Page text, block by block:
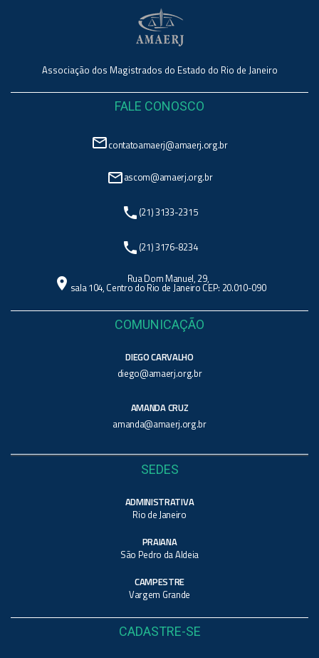
Associação dos Magistrados do Estado do Rio de Janeiro
FALE CONOSCO
mail_outlinecontatoamaerj@amaerj.org.br
mail_outlineascom@amaerj.org.br
phone (21) 3133-2315
phone (21) 3176-8234
location_on Rua Dom Manuel, 29,
sala 104, Centro do Rio de Janeiro CEP: 20.010-090
COMUNICAÇÃO
DIEGO CARVALHO
diego@amaerj.org.br
AMANDA CRUZ
amanda@amaerj.org.br
SEDES
ADMINISTRATIVA
Rio de Janeiro
PRAIANA
São Pedro da Aldeia
CAMPESTRE
Vargem Grande
CADASTRE-SE